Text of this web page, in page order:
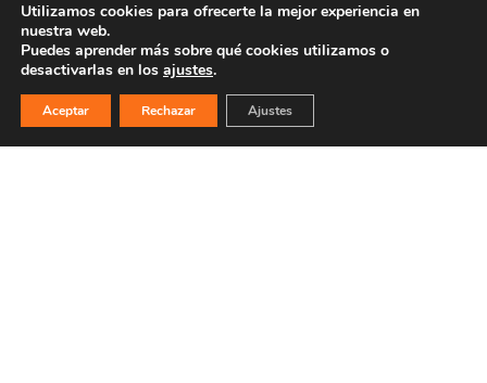
PULSA PARA MÁS INFORMACIÓN
Utilizamos cookies para ofrecerte la mejor experiencia en
nuestra web.
Puedes aprender más sobre qué cookies utilizamos o
desactivarlas en los ajustes.
Aceptar Rechazar Ajustes